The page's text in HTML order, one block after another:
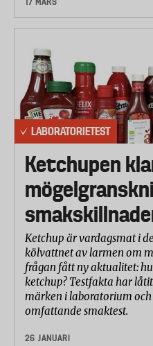
LABORATORIETEST
Ketchupen
Ketchup är vardagsmat i
kölvattnet av larmen om
frågan fått ny aktualitet:
ketchup? Testfakta har
märken i laboratorium
omfattande smaktest.
26 JANUARI